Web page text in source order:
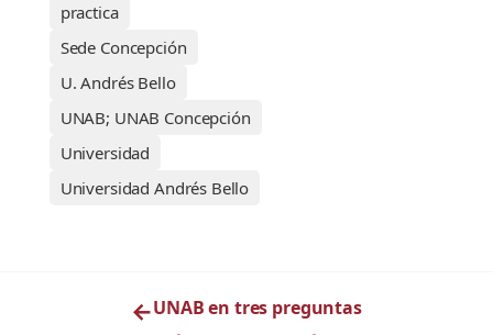
practica
Sede Concepción
U. Andrés Bello
UNAB; UNAB Concepción
Universidad
Universidad Andrés Bello
←UNAB en tres preguntas